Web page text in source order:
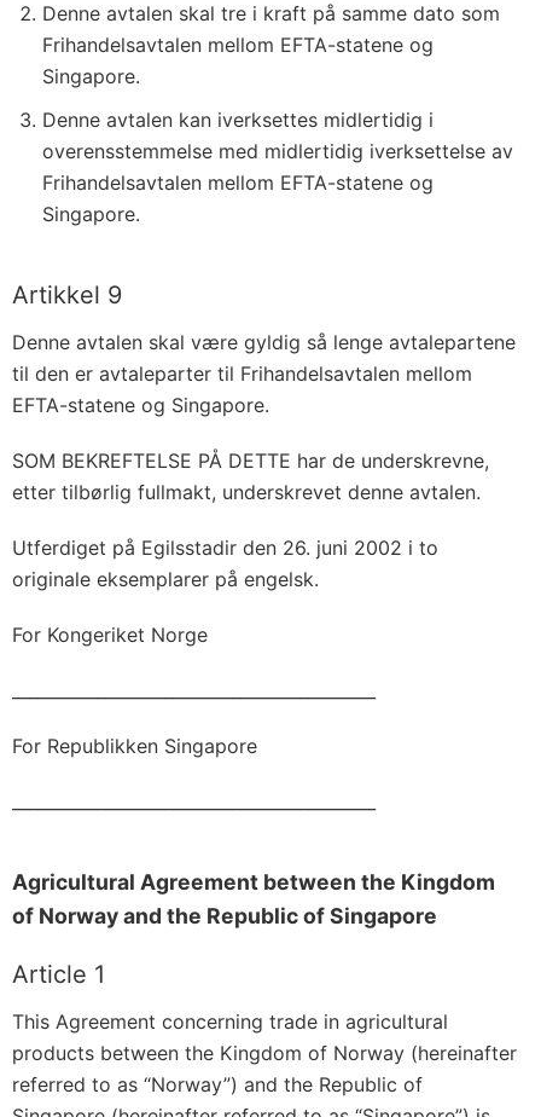
Denne avtalen skal tre i kraft på samme dato som
Frihandelsavtalen mellom EFTA-statene og
Singapore.
Denne avtalen kan iverksettes midlertidig i
overensstemmelse med midlertidig iverksettelse av
Frihandelsavtalen mellom EFTA-statene og
Singapore.
Artikkel 9
Denne avtalen skal være gyldig så lenge avtalepartene
til den er avtaleparter til Frihandelsavtalen mellom
EFTA-statene og Singapore.
SOM BEKREFTELSE PÅ DETTE har de underskrevne,
etter tilbørlig fullmakt, underskrevet denne avtalen.
Utferdiget på Egilsstadir den 26. juni 2002 i to
originale eksemplarer på engelsk.
For Kongeriket Norge
For Republikken Singapore
Agricultural Agreement between the Kingdom
of Norway and the Republic of Singapore
Article 1
This Agreement concerning trade in agricultural
products between the Kingdom of Norway (hereinafter
referred to as “Norway”) and the Republic of